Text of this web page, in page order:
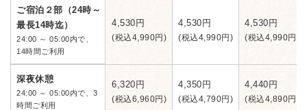
ご宿泊２部（24時～
最長14時迄）
24:00 ～ 05:00内で、
14時間ご利用
4,530円
(税込4,990円)
4,530円
(税込4,990円)
4,530円
(税込4,990円)
深夜休憩
24:00 ～ 05:00内で、3
時間ご利用
6,320円
(税込6,960円)
4,350円
(税込4,790円)
4,440円
(税込4,890円)